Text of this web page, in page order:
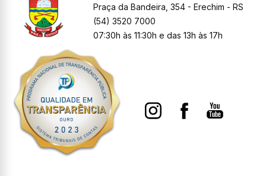
Praça da Bandeira, 354 - Erechim - RS
(54) 3520 7000
07:30h às 11:30h e das 13h às 17h